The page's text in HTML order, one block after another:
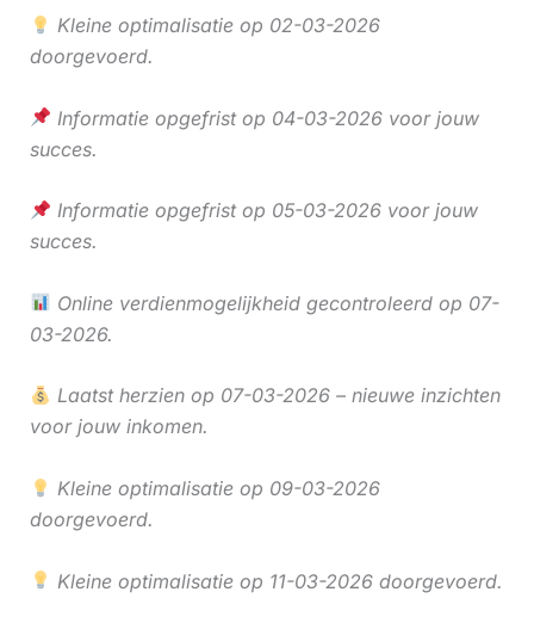
Kleine optimalisatie op 02-03-2026
doorgevoerd.
Informatie opgefrist op 04-03-2026 voor jouw
succes.
Informatie opgefrist op 05-03-2026 voor jouw
succes.
Online verdienmogelijkheid gecontroleerd op 07-
03-2026.
Laatst herzien op 07-03-2026 – nieuwe inzichten
voor jouw inkomen.
Kleine optimalisatie op 09-03-2026
doorgevoerd.
Kleine optimalisatie op 11-03-2026 doorgevoerd.